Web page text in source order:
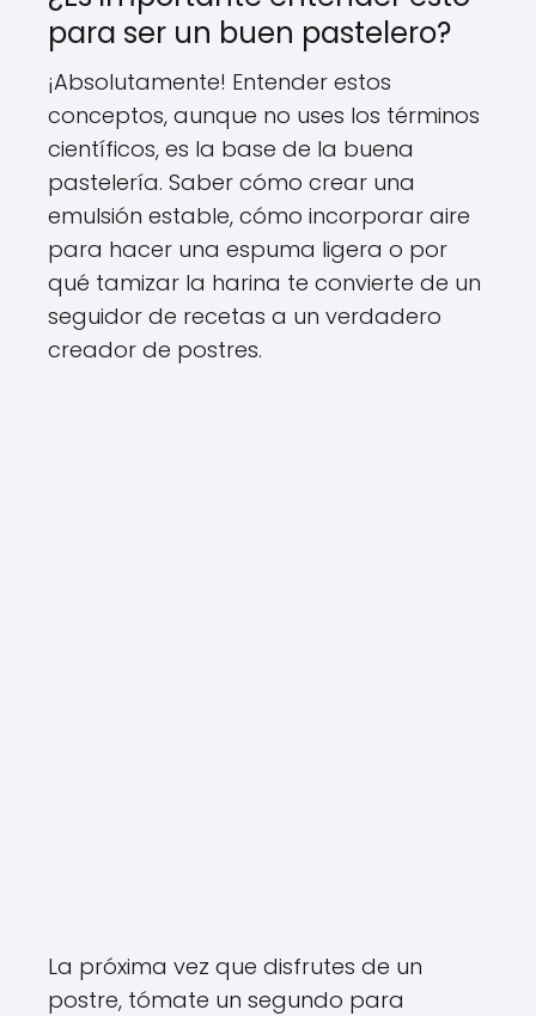
para ser un buen pastelero?
¡Absolutamente! Entender estos
conceptos, aunque no uses los términos
científicos, es la base de la buena
pastelería. Saber cómo crear una
emulsión estable, cómo incorporar aire
para hacer una espuma ligera o por
qué tamizar la harina te convierte de un
seguidor de recetas a un verdadero
creador de postres.
La próxima vez que disfrutes de un
postre, tómate un segundo para